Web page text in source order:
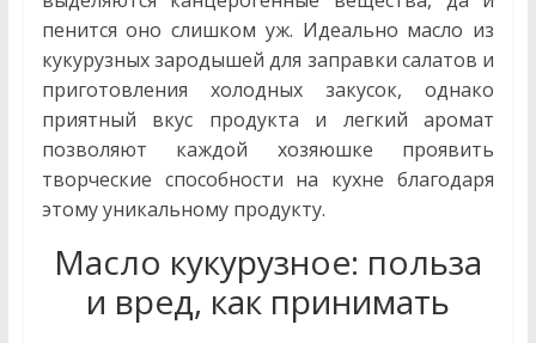
пенится оно слишком уж. Идеально масло из
кукурузных зародышей для заправки салатов и
приготовления холодных закусок, однако
приятный вкус продукта и легкий аромат
позволяют каждой хозяюшке проявить
творческие способности на кухне благодаря
этому уникальному продукту.
Масло кукурузное: польза
и вред, как принимать